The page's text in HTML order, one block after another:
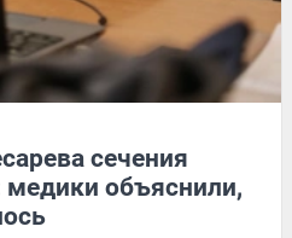
сечения
медики объяснили,